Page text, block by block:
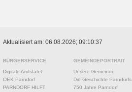
Aktualisiert am: 06.08.2026; 09:10:37
BÜRGERSERVICE
Digitale Amtstafel
ÖEK Parndorf
PARNDORF HILFT
GEMEINDEPORTRAIT
Unsere Gemeinde
Die Geschichte Parndorfs
750 Jahre Parndorf